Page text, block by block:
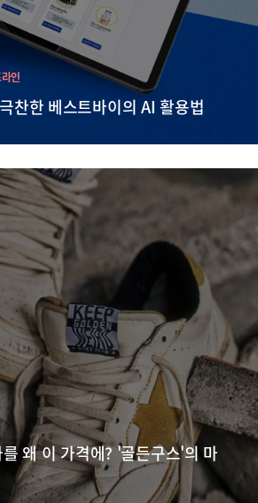
찬한 베스트바이의 AI 활용법
인
왜 이 가격에? '골든구스'의 마